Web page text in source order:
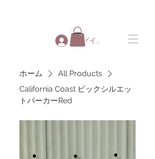
ログイン
ホーム
All Products
California Coast ビックシルエッ
トパーカーRed